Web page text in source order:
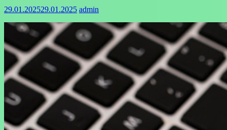
29.01.202529.01.2025 admin